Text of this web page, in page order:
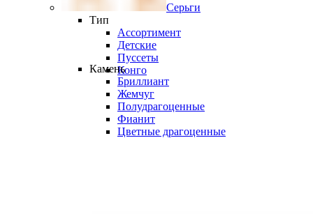
Серьги
Тип
Ассортимент
Детские
Пуссеты
Конго
Камень
Бриллиант
Жемчуг
Полудрагоценные
Фианит
Цветные драгоценные